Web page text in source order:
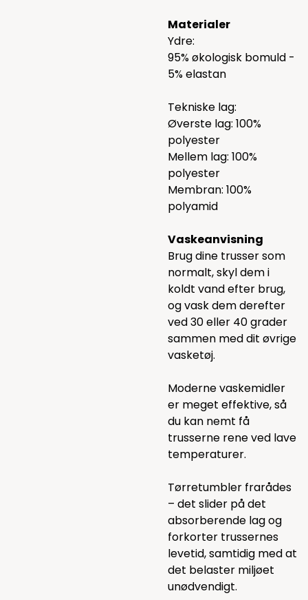
Materialer
Ydre:
95% økologisk bomuld -
5% elastan
Tekniske lag:
Øverste lag: 100%
polyester
Mellem lag: 100%
polyester
Membran: 100%
polyamid
Vaskeanvisning
Brug dine trusser som
normalt, skyl dem i
koldt vand efter brug,
og vask dem derefter
ved 30 eller 40 grader
sammen med dit øvrige
vasketøj.
Moderne vaskemidler
er meget effektive, så
du kan nemt få
trusserne rene ved lave
temperaturer.
Tørretumbler frarådes
– det slider på det
absorberende lag og
forkorter trussernes
levetid, samtidig med at
det belaster miljøet
unødvendigt.